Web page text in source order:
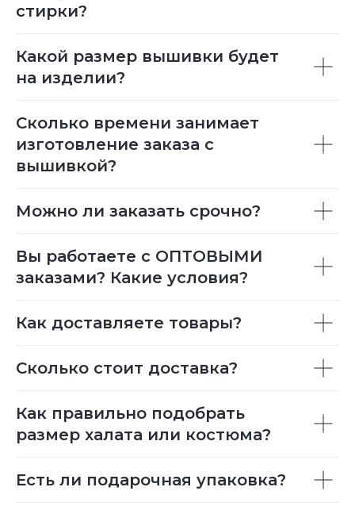
стирки?
Какой размер вышивки будет
на изделии?
Сколько времени занимает
изготовление заказа с
вышивкой?
Можно ли заказать срочно?
Вы работаете с ОПТОВЫМИ
заказами? Какие условия?
Как доставляете товары?
Сколько стоит доставка?
Как правильно подобрать
размер халата или костюма?
Есть ли подарочная упаковка?